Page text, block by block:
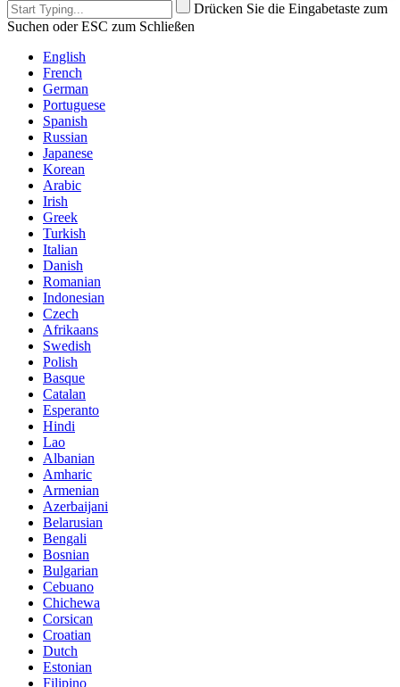
Drücken Sie die Eingabetaste zum
Suchen oder ESC zum Schließen
English
French
German
Portuguese
Spanish
Russian
Japanese
Korean
Arabic
Irish
Greek
Turkish
Italian
Danish
Romanian
Indonesian
Czech
Afrikaans
Swedish
Polish
Basque
Catalan
Esperanto
Hindi
Lao
Albanian
Amharic
Armenian
Azerbaijani
Belarusian
Bengali
Bosnian
Bulgarian
Cebuano
Chichewa
Corsican
Croatian
Dutch
Estonian
Filipino